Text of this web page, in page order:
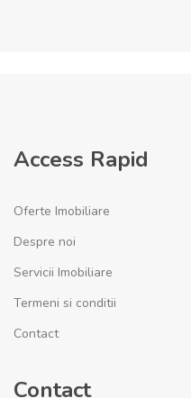
Access Rapid
Oferte Imobiliare
Despre noi
Servicii Imobiliare
Termeni si conditii
Contact
Contact